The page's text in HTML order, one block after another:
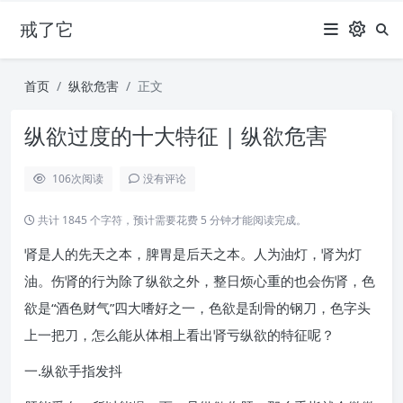
戒了它
首页 纵欲危害 正文
纵欲过度的十大特征 | 纵欲危害
106次阅读 没有评论
共计 1845 个字符，预计需要花费 5 分钟才能阅读完成。
肾是人的先天之本，脾胃是后天之本。人为油灯，肾为灯
油。伤肾的行为除了纵欲之外，整日烦心重的也会伤肾，色
欲是“酒色财气”四大嗜好之一，色欲是刮骨的钢刀，色字头
上一把刀，怎么能从体相上看出肾亏纵欲的特征呢？
一.纵欲手指发抖